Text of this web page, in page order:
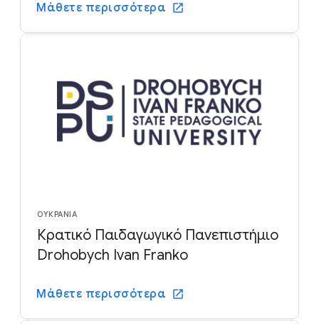
Μάθετε περισσότερα
ΟΥΚΡΑΝΊΑ
Κρατικό Παιδαγωγικό Πανεπιστήμιο
Drohobych Ivan Franko
Μάθετε περισσότερα